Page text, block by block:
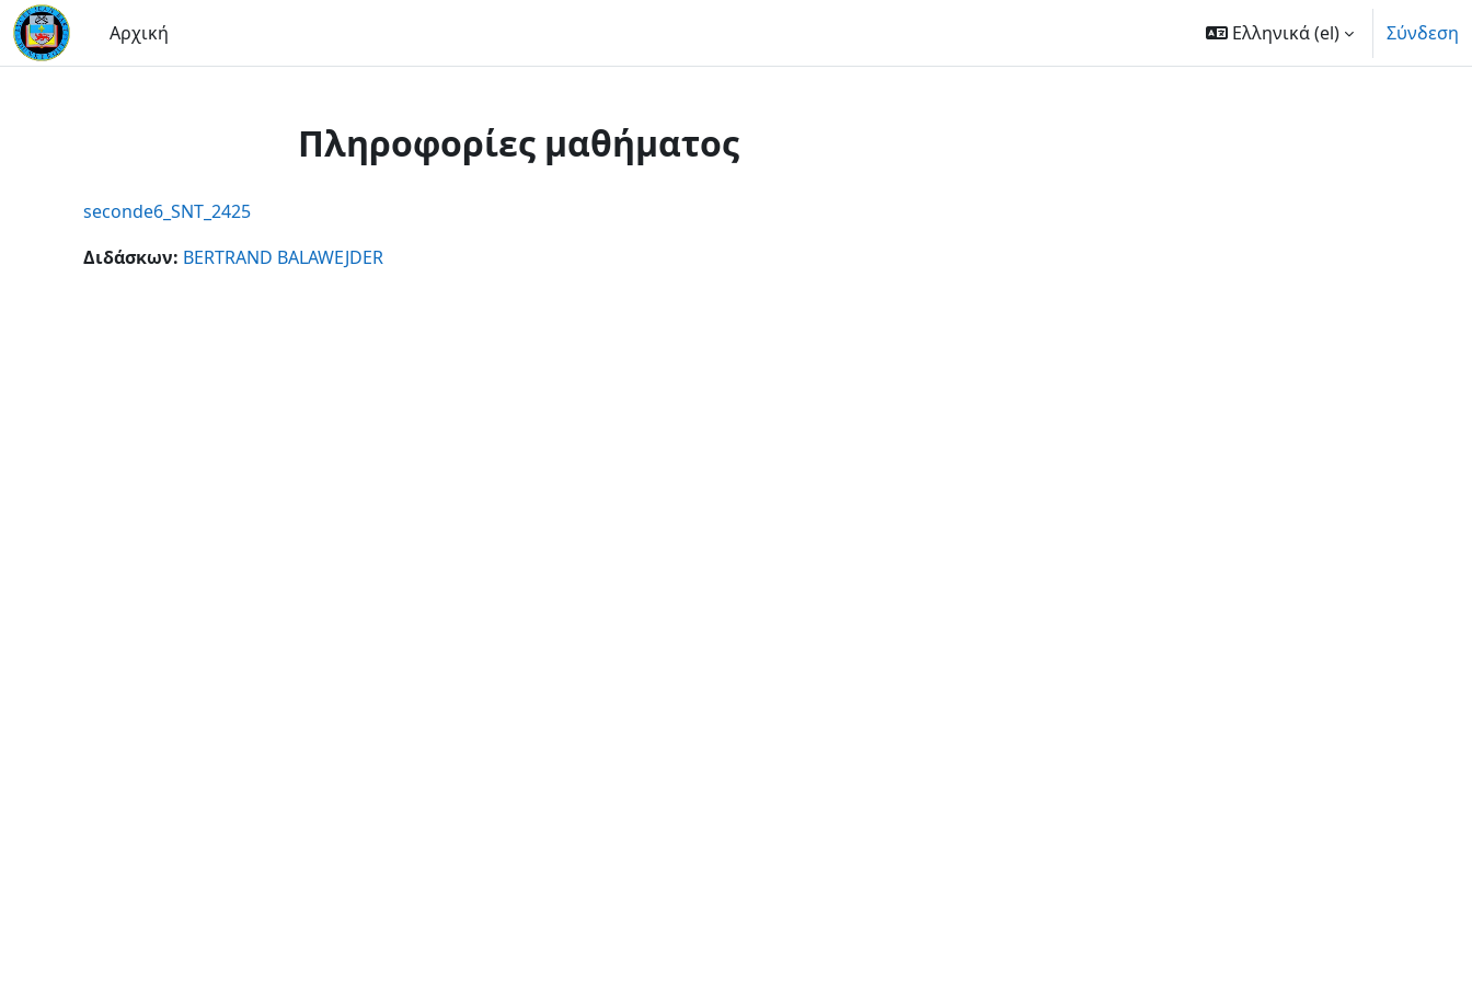
Μετάβαση στο κεντρικό περιεχόμενο
Αρχική
Ελληνικά ‎(el)‎ Σύνδεση
Πληροφορίες μαθήματος
seconde6_SNT_2425
Διδάσκων: BERTRAND BALAWEJDER